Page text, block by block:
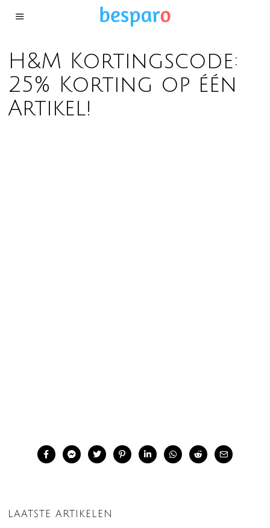
H&M Kortingscode:
25% Korting op één
Artikel!
LAATSTE ARTIKELEN